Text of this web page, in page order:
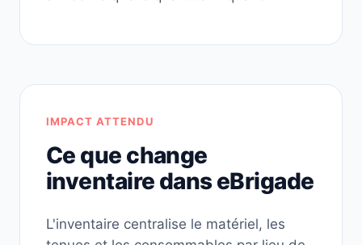
IMPACT ATTENDU
Ce que change
inventaire dans eBrigade
L'inventaire centralise le matériel, les